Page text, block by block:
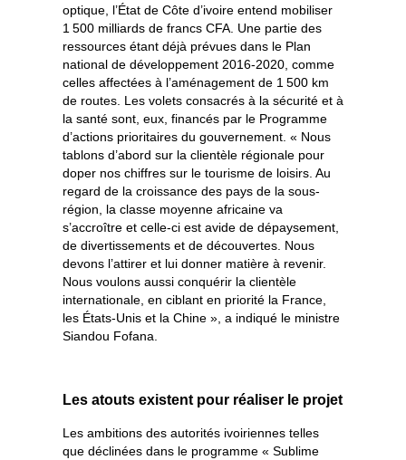
optique, l’État de Côte d’ivoire entend mobiliser
1 500 milliards de francs CFA. Une partie des
ressources étant déjà prévues dans le Plan
national de développement 2016-2020, comme
celles affectées à l’aménagement de 1 500 km
de routes. Les volets consacrés à la sécurité et à
la santé sont, eux, financés par le Programme
d’actions prioritaires du gouvernement. « Nous
tablons d’abord sur la clientèle régionale pour
doper nos chiffres sur le tourisme de loisirs. Au
regard de la croissance des pays de la sous-
région, la classe moyenne africaine va
s’accroître et celle-ci est avide de dépaysement,
de divertissements et de découvertes. Nous
devons l’attirer et lui donner matière à revenir.
Nous voulons aussi conquérir la clientèle
internationale, en ciblant en priorité la France,
les États-Unis et la Chine », a indiqué le ministre
Siandou Fofana.
Les atouts existent pour réaliser le projet
Les ambitions des autorités ivoiriennes telles
que déclinées dans le programme « Sublime